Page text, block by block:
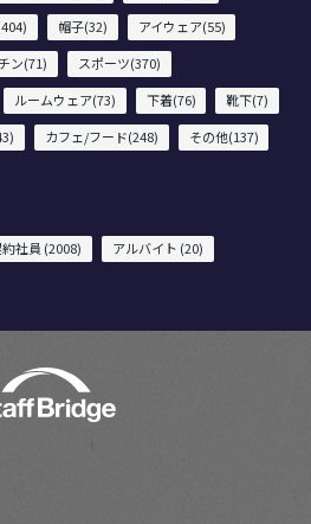
帽子(32)
アイウェア(55)
ン(71)
スポーツ(370)
ルームウェア(73) 下着(76)
靴下(7)
カフェ/フード(248) その他(137)
社員 (2008) アルバイト (20)